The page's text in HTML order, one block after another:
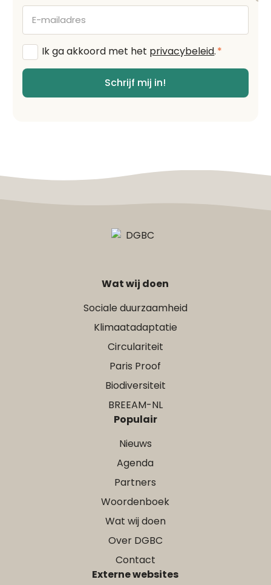
E-
mailadres
Algemene
Ik ga akkoord met het privacybeleid.*
Schrijf mij in!
Wat wij doen
Sociale duurzaamheid
Klimaatadaptatie
Circulariteit
Paris Proof
Biodiversiteit
BREEAM-NL
Populair
Nieuws
Agenda
Partners
Woordenboek
Wat wij doen
Over DGBC
Contact
Externe websites